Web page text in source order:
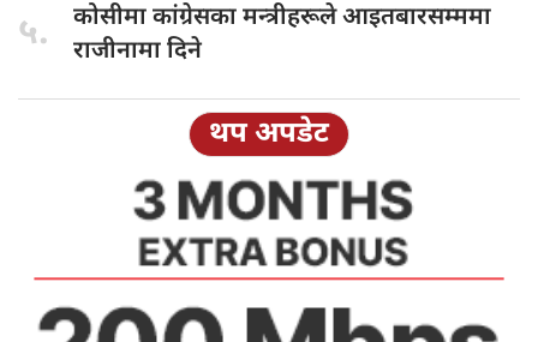
५. कोसीमा कांग्रेसकामन्त्रीहरूले आइतबारसम्ममा
राजीनामा दिने
थप अपडेट